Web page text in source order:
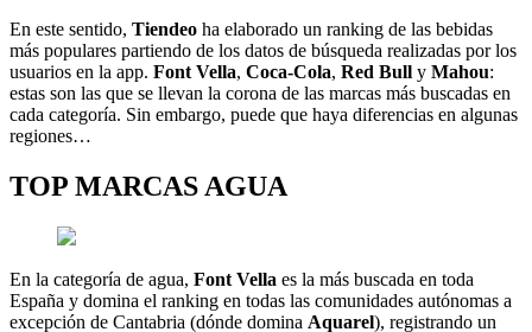
En este sentido, Tiendeo ha elaborado un ranking de las bebidas
más populares partiendo de los datos de búsqueda realizadas por los
usuarios en la app. Font Vella, Coca-Cola, Red Bull y Mahou:
estas son las que se llevan la corona de las marcas más buscadas en
cada categoría. Sin embargo, puede que haya diferencias en algunas
regiones…
TOP MARCAS AGUA
En la categoría de agua, Font Vella es la más buscada en toda
España y domina el ranking en todas las comunidades autónomas a
excepción de Cantabria (dónde domina Aquarel), registrando un